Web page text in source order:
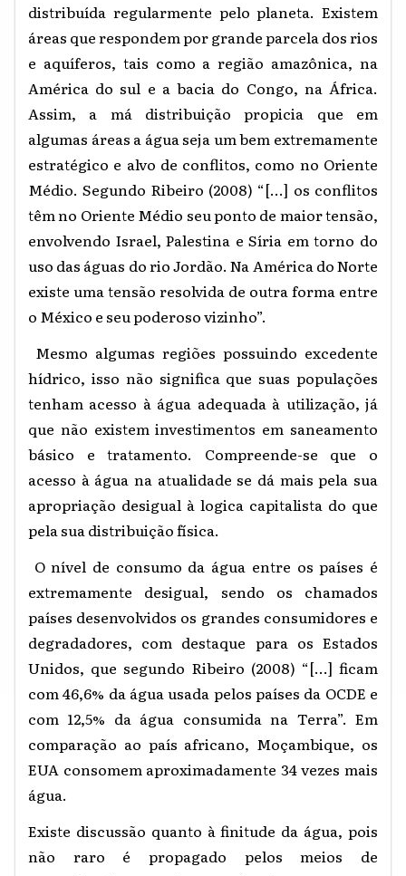
distribuída regularmente pelo planeta. Existem
áreas que respondem por grande parcela dos rios
e aquíferos, tais como a região amazônica, na
América do sul e a bacia do Congo, na África.
Assim, a má distribuição propicia que em
algumas áreas a água seja um bem extremamente
estratégico e alvo de conflitos, como no Oriente
Médio. Segundo Ribeiro (2008) “[...] os conflitos
têm no Oriente Médio seu ponto de maior tensão,
envolvendo Israel, Palestina e Síria em torno do
uso das águas do rio Jordão. Na América do Norte
existe uma tensão resolvida de outra forma entre
o México e seu poderoso vizinho”.
Mesmo algumas regiões possuindo excedente
hídrico, isso não significa que suas populações
tenham acesso à água adequada à utilização, já
que não existem investimentos em saneamento
básico e tratamento. Compreende-se que o
acesso à água na atualidade se dá mais pela sua
apropriação desigual à logica capitalista do que
pela sua distribuição física.
O nível de consumo da água entre os países é
extremamente desigual, sendo os chamados
países desenvolvidos os grandes consumidores e
degradadores, com destaque para os Estados
Unidos, que segundo Ribeiro (2008) “[...] ficam
com 46,6% da água usada pelos países da OCDE e
com 12,5% da água consumida na Terra”. Em
comparação ao país africano, Moçambique, os
EUA consomem aproximadamente 34 vezes mais
água.
Existe discussão quanto à finitude da água, pois
não raro é propagado pelos meios de